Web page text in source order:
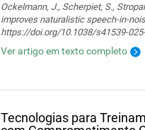
Ockelmann, J., Scherpiet, S.,
improves naturalistic speech-in-
https://doi.org/10.1038/s41539-
Ver artigo em texto completo
Tecnologias para